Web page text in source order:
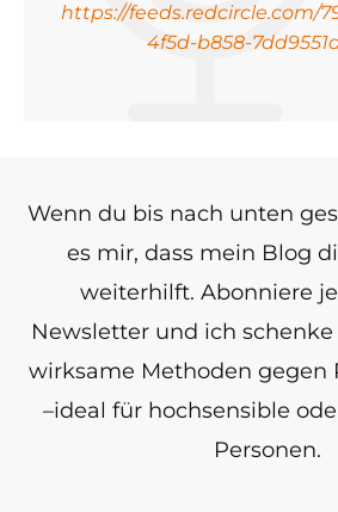
https://feeds.redcircle.com/
4f5d-b858-
Wenn du bis nach unten
es mir, dass mein Blog
weiterhilft. Abonniere
Newsletter und ich
wirksame Methoden gegen
–ideal für hochsensible
Personen.